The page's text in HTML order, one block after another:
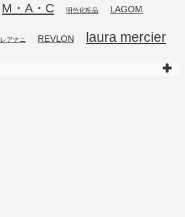
M・A・C 明色化粧品 LAGOM
レアナニ REVLON laura mercier